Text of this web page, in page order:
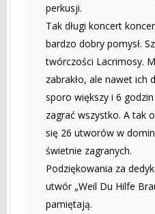
perkusji.
Tak długi koncert
bardzo dobry pomysł.
twórczości Lacrimosy.
zabrakło, ale nawet ich
sporo większy i 6
zagrać wszystko. A tak
się 26 utworów w
świetnie zagranych.
Podziękowania za
utwór „Weil Du Hilfe
pamiętają.